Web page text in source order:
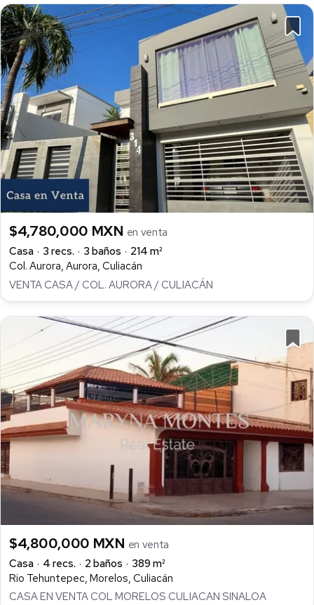
$4,780,000 MXN en venta
Casa
3 recs. 3 baños
214 m²
Col. Aurora, Aurora, Culiacán
VENTA CASA / COL. AURORA / CULIACÁN
$4,800,000 MXN en venta
Casa
4 recs. 2 baños
389 m²
Rio Tehuntepec, Morelos, Culiacán
CASA EN VENTA COL MORELOS CULIACAN SINALOA